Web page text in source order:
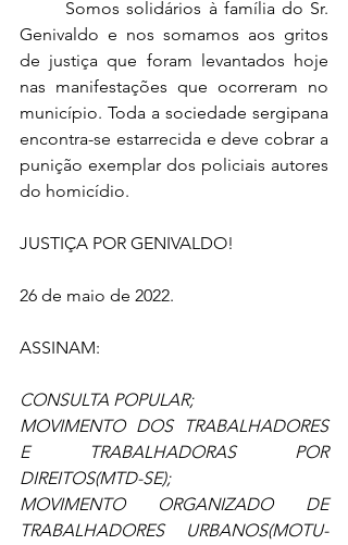
Genivaldo e nos somamos aos gritos
de justiça que foram levantados hoje
nas manifestações que ocorreram no
município. Toda a sociedade sergipana
encontra-se estarrecida e deve cobrar a
punição exemplar dos policiais autores
do homicídio.
JUSTIÇA POR GENIVALDO!
26 de maio de 2022.
ASSINAM:
CONSULTA POPULAR;
MOVIMENTO DOS TRABALHADORES
E TRABALHADORAS POR
DIREITOS(MTD-SE);
MOVIMENTO ORGANIZADO DE
TRABALHADORES URBANOS(MOTU-